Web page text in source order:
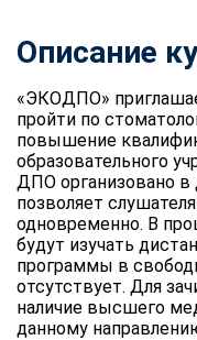
Описание
«ЭКОДПО»
пройти по
повышение
образовательного
ДПО организовано в
позволяет
одновременно. В
будут изучать
программы в
отсутствует. Для
наличие высшего
данному